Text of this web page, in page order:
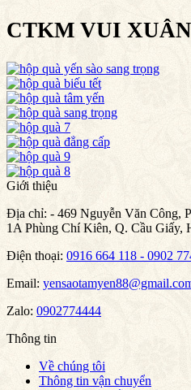
CTKM VUI
Giới thiệu
Địa chỉ: - 469 Nguyễn Văn Công,
1A Phùng Chí Kiên, Q. Cầu Giấy,
Điện thoại: 0916 664 118 - 0902
Email:
Zalo: 0902774444
Thông tin
Về chúng tôi
Thông tin vận chuyển